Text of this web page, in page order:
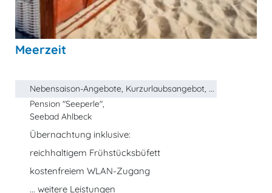
Meerzeit
Nebensaison-Angebote, Kurzurlaubsangebot, ...
Pension "Seeperle",
Seebad Ahlbeck
Übernachtung inklusive:
reichhaltigem Frühstücksbüfett
kostenfreiem WLAN-Zugang
... weitere Leistungen